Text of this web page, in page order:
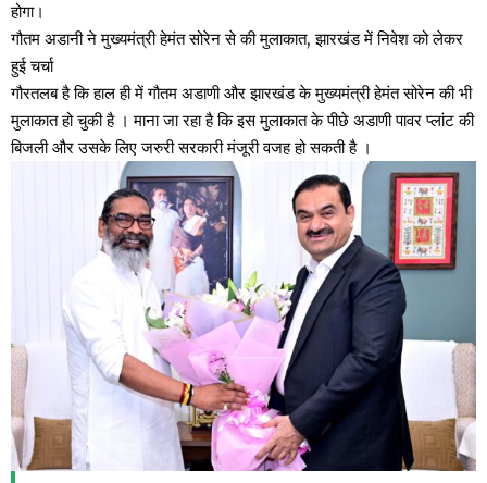
होगा।
गौतम अडानी ने मुख्यमंत्री हेमंत सोरेन से की मुलाकात, झारखंड में निवेश को लेकर
हुई चर्चा
गौरतलब है कि हाल ही में गौतम अडाणी और झारखंड के मुख्यमंत्री हेमंत सोरेन की भी
मुलाकात हो चुकी है । माना जा रहा है कि इस मुलाकात के पीछे अडाणी पावर प्लांट की
बिजली और उसके लिए जरुरी सरकारी मंजूरी वजह हो सकती है ।